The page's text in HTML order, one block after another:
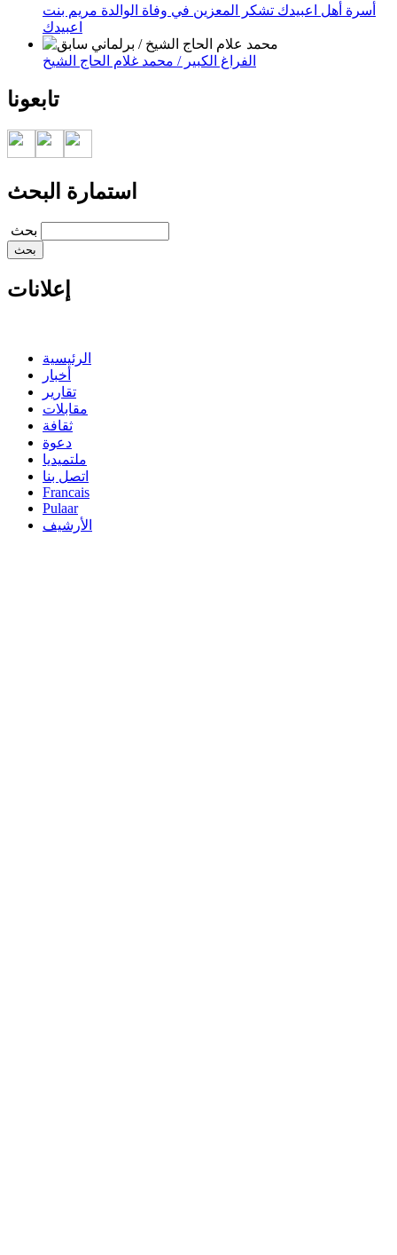
أسرة أهل اعبيدك تشكر المعزين في وفاة الوالدة مريم بنت
اعبيدك
الفراغ الكبير / محمد غلام الحاج الشيخ
تابعونا
استمارة البحث
‏بحث ‏
إعلانات
الرئيسية
أخبار
تقارير
مقابلات
ثقافة
دعوة
ملتميديا
اتصل بنا
Francais
Pulaar
الأرشيف